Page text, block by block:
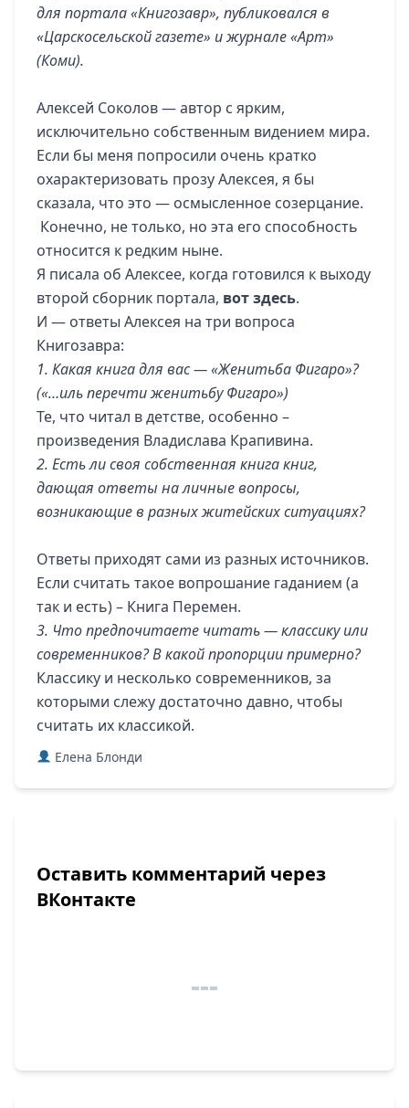
для портала «Книгозавр», публиковался в
«Царскосельской газете» и журнале «Арт»
(Коми).
Алексей Соколов — автор с ярким,
исключительно собственным видением мира.
Если бы меня попросили очень кратко
охарактеризовать прозу Алексея, я бы
сказала, что это — осмысленное созерцание.
Конечно, не только, но эта его способность
относится к редким ныне.
Я писала об Алексее, когда готовился к выходу
второй сборник портала, вот здесь.
И — ответы Алексея на три вопроса
Книгозавра:
1. Какая книга для вас — «Женитьба Фигаро»?
(«…иль перечти женитьбу Фигаро»)
Те, что читал в детстве, особенно –
произведения Владислава Крапивина.
2. Есть ли своя собственная книга книг,
дающая ответы на личные вопросы,
возникающие в разных житейских ситуациях?
Ответы приходят сами из разных источников.
Если считать такое вопрошание гаданием (а
так и есть) – Книга Перемен.
3. Что предпочитаете читать — классику или
современников? В какой пропорции примерно?
Классику и несколько современников, за
которыми слежу достаточно давно, чтобы
считать их классикой.
Елена Блонди
Оставить комментарий через
ВКонтакте